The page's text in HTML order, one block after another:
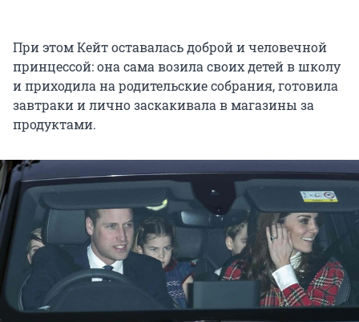
При этом Кейт оставалась доброй и человечной
принцессой: она сама возила своих детей в школу
и приходила на родительские собрания, готовила
завтраки и лично заскакивала в магазины за
продуктами.